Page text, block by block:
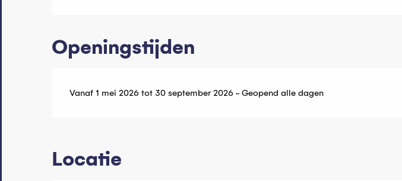
Openingstijden
Vanaf 1 mei 2026 tot 30 september 2026 - Geopend alle dagen
Locatie